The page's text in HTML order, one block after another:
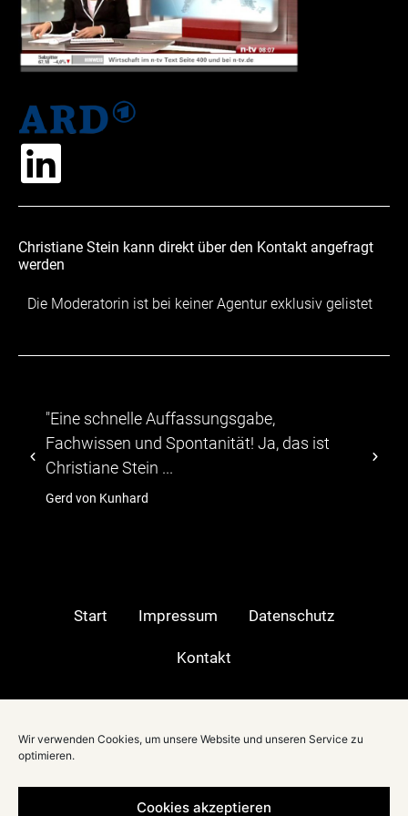
Wir verwenden Cookies, um unsere Website und unseren Service zu
optimieren.
Cookies akzeptieren
Christiane Stein kann direkt über den Kontakt angefragt
werden
Die Moderatorin ist bei keiner Agentur exklusiv gelistet
"...Die Teilnehmer zeigten sich von dem
abwechslungsreichen Programm, durch das
TV-Moeratorin Christiane Stein führte."
hagebau
Start Impressum Datenschutz
Kontakt
Berlin|
München|